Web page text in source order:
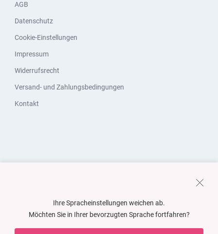
AGB
Datenschutz
Cookie-Einstellungen
Impressum
Widerrufsrecht
Versand- und Zahlungsbedingungen
Kontakt
Ihre Spracheinstellungen weichen ab.
Möchten Sie in Ihrer bevorzugten Sprache fortfahren?